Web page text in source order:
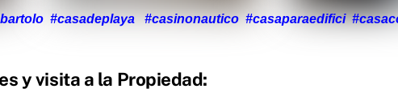
#casadeplaya #casinonautico #casaparaedifici
y visita a la Propiedad: